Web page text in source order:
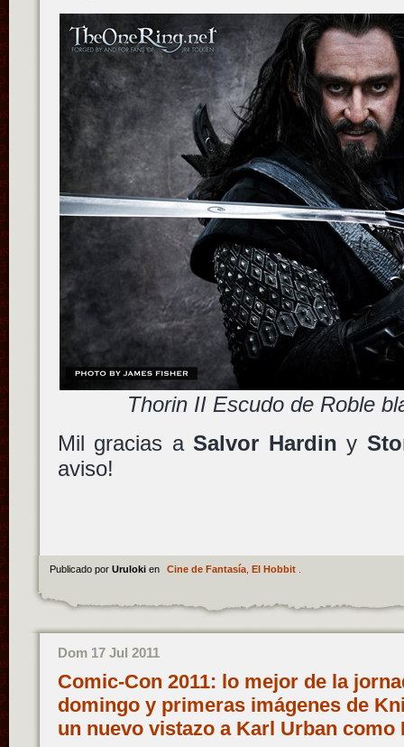
Thorin II Escudo de Roble
Mil gracias aSalvor Hardin y
aviso!
Publicado por Uruloki en Cine de Fantasía, El Hobbit.
Dom 17 Jul 2011
Comic-Con 2011: lo mejor de la
domingo y primeras imágenes de
un nuevo vistazo a Karl Urban